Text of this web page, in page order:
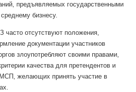
предъявляемых государственными
бизнесу.
часто отсутствуют положения,
документации участников
злоупотребляют своими правами,
качества для претендентов и
желающих принять участие в